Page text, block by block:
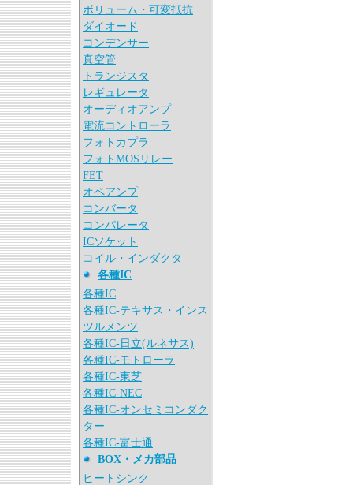
ボリューム・可変抵抗
ダイオード
コンデンサー
真空管
トランジスタ
レギュレータ
オーディオアンプ
電流コントローラ
フォトカプラ
フォトMOSリレー
FET
オペアンプ
コンバータ
コンパレータ
ICソケット
コイル・インダクタ
各種IC
各種IC
各種IC-テキサス・インス
ツルメンツ
各種IC-日立(ルネサス)
各種IC-モトローラ
各種IC-東芝
各種IC-NEC
各種IC-オンセミコンダク
ター
各種IC-富士通
BOX・メカ部品
ヒートシンク